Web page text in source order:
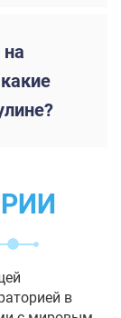
в